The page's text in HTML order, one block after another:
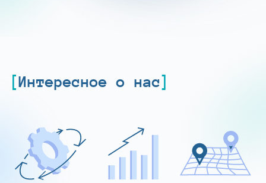
Интересное о нас